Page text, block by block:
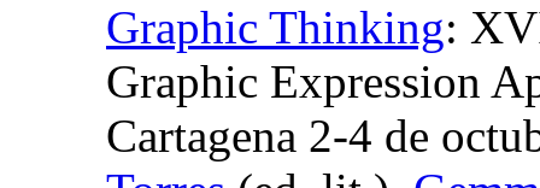
Graphic Thinking:
Graphic Expression
Cartagena 2-4 de